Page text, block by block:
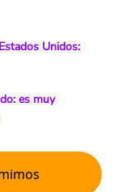
Unidos:
es muy